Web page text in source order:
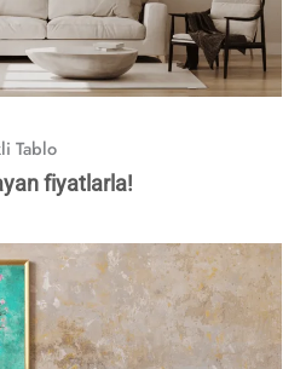
Tablo
fiyatlarla!